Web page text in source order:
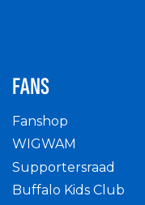
FANS
Fanshop
WIGWAM
Supportersraad
Buffalo Kids Club